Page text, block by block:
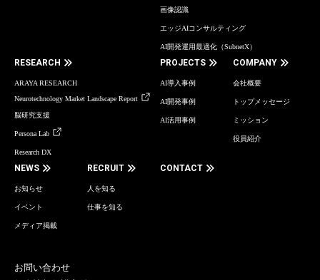
画像認識
エッジAIコンサルティング
AI開発運用最適化（SubnetX）
RESEARCH
ARAYA RESEARCH
Neurotechnology Market Landscape Report
脳研究支援
Persona Lab
Research DX
PROJECTS
AI導入事例
AI開発事例
AI活用事例
COMPANY
会社概要
トップメッセージ
ミッション
役員紹介
NEWS
お知らせ
イベント
メディア掲載
RECRUIT
人を知る
仕事を知る
CONTACT
お問い合わせ